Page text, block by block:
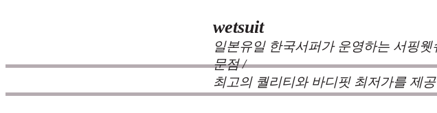
wetsuit
일본유일 한국서퍼가 운영하는 서핑
문점 /
최고의 퀄리티와 바디핏 최저가를 제